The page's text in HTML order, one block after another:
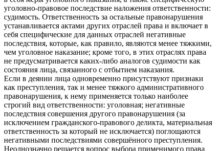
уголовно-правовое последствие наложения ответственности:
судимость. Ответственность за остальные правонарушения
устанавливается актами других отраслей права и включает в
себя специфические для данных отраслей негативные
последствия, которые, как правило, являются менее тяжкими,
чем уголовное наказание; кроме того, в этих отраслях права
не предусматривается каких-либо аналогов судимости как
состояния лица, связанного с отбытием наказания.
Если в деянии лица одновременно присутствуют признаки
как преступления, так и менее тяжкого административного
правонарушения, к нему применяется только наиболее
строгий вид ответственности: уголовная; негативные
последствия совершения другого правонарушения (за
исключением гражданского-правового деликта, материальная
ответственность за который не исключается) поглощаются
негативными последствиями совершённого преступления.
Неоднозначно решается вопрос выбора применимого права